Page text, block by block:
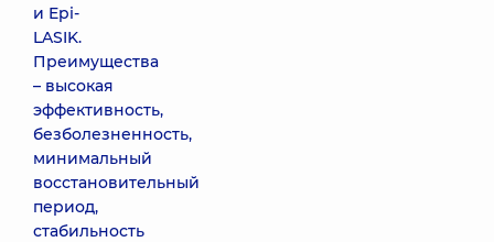
и Epi-
LASIK.
Преимущества
– высокая
эффективность,
безболезненность,
минимальный
восстановительный
период,
стабильность